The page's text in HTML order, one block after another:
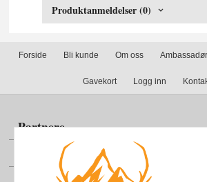
Produktanmeldelser (0)
Forside Bli kunde Om oss
Gavekort Logg inn
Partnere
Din konto